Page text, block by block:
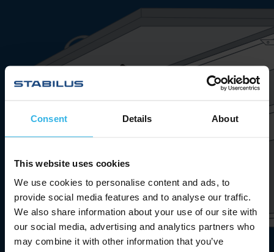
Consent Details About
This website uses cookies
We use cookies to personalise content and ads, to
provide social media features and to analyse our traffic.
We also share information about your use of our site with
our social media, advertising and analytics partners who
may combine it with other information that you’ve